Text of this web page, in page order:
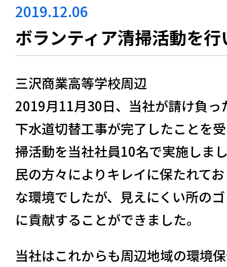
2019.12.06
ボランティア清掃活動を
三沢商業高等学校周辺
2019月11月30日、当社が請け負っ
下⽔道切替⼯事が完了したことを
掃活動を当社社員10名で実施しま
民の方々によりキレイに保たれて
な環境でしたが、⾒えにくい所の
に貢献することができました。
当社はこれからも周辺地域の環境